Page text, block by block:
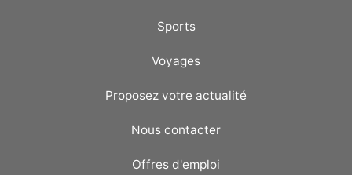
Sports
Voyages
Proposez votre actualité
Nous contacter
Offres d'emploi